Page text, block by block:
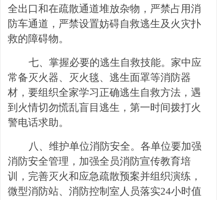
全出口和在疏散通道堆放杂物，严禁占用消
防车通道，严禁设置妨碍自救逃生及火灾扑
救的障碍物。
七、掌握必要的逃生自救技能。家中应
常备灭火器、灭火毯、逃生面罩等消防器
材，要组织全家学习正确逃生自救方法，遇
到火情切勿慌乱盲目逃生，第一时间拨打火
警电话求助。
八、维护单位消防安全。各单位要加强
消防安全管理，加强全员消防宣传教育培
训，完善灭火和应急疏散预案并组织演练，
微型消防站、消防控制室人员落实24小时值